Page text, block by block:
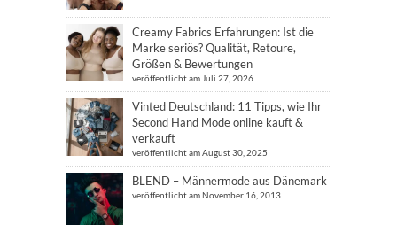
Creamy Fabrics Erfahrungen: Ist die
Marke seriös? Qualität, Retoure,
Größen & Bewertungen
veröffentlicht am Juli 27, 2026
Vinted Deutschland: 11 Tipps, wie Ihr
Second Hand Mode online kauft &
verkauft
veröffentlicht am August 30, 2025
BLEND – Männermode aus Dänemark
veröffentlicht am November 16, 2013